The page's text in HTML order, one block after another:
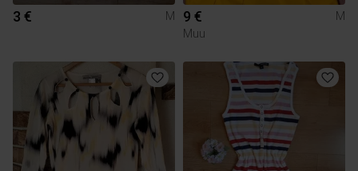
3 € M 9 €
M
Muu